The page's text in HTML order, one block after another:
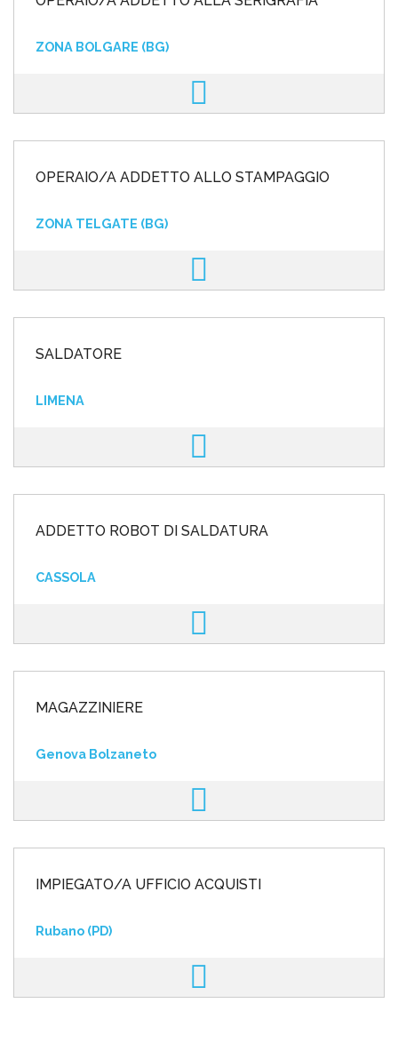
ZONA BOLGARE (BG)
OPERAIO/A ADDETTO ALLO STAMPAGGIO
ZONA TELGATE (BG)
SALDATORE
LIMENA
ADDETTO ROBOT DI SALDATURA
CASSOLA
MAGAZZINIERE
Genova Bolzaneto
IMPIEGATO/A UFFICIO ACQUISTI
Rubano (PD)